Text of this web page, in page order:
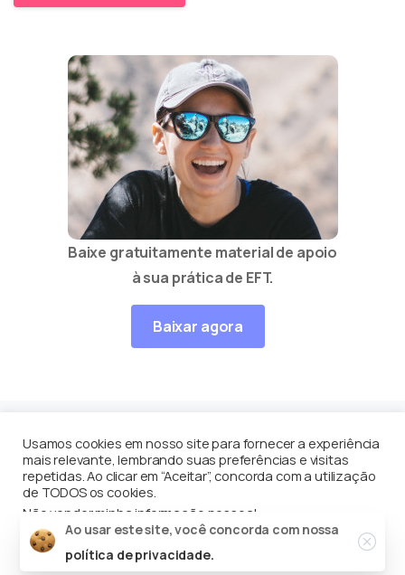
Baixe gratuitamente material de apoio
à sua prática de EFT.
Baixar agora
Equilíbrio ContínuoporEnéas Guerriero© Todos os
direito reservados
Usamos cookies em nosso site para fornecer a experiência
mais relevante, lembrando suas preferências e visitas
repetidas. Ao clicar em “Aceitar”, concorda com a utilização
de TODOS os cookies.
Não vender minha informação pessoal
Configuração de Cookie
Ao usar este site, você concorda com nossa
política de privacidade.
Close